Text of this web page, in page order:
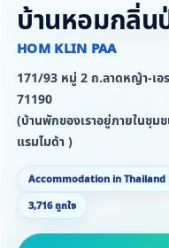
บ้านหอมกลิ่น
HOM KLIN PAA
171/93 หมู่ 2 ถ.ลาดหญ้า-เ
71190
(บ้านพักของเราอยู่ภายในชุม
แรมไมด้า )
Accommodation in Thailand
3,716 ถูกใจ